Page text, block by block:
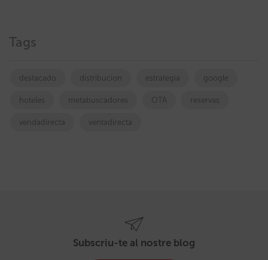
Tags
destacado distribucion estrategia google
hoteles metabuscadores OTA reservas
vendadirecta ventadirecta
Subscriu-te al nostre blog